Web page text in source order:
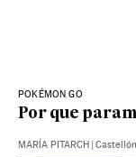
POKÉMON GO
Por que
MARÍA PITARCH | Castellón